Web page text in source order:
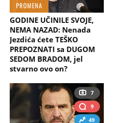
PROMENA
GODINE UČINILE SVOJE,
NEMA NAZAD: Nenada
Jezdića ćete TEŠKO
PREPOZNATI sa DUGOM
SEDOM BRADOM, jel
stvarno ovo on?
7
9
49